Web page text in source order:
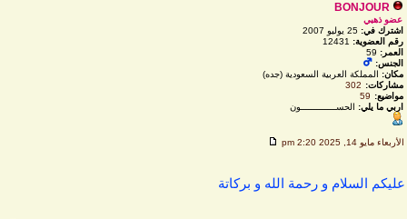
BONJOUR
عضو ذهبي
اشترك في:25 يوليو 2007
رقم العضوية:12431
العمر: 59
الجنس:
مكان:المملكة العربية السعودية (جده)
مشاركات:
302
مواضيع:
59
اربي ما يلي:الحســـــــــــــون
الأربعاء مايو 14, 2025 2:20 pm
السلام و رحمة الله و بركاتة